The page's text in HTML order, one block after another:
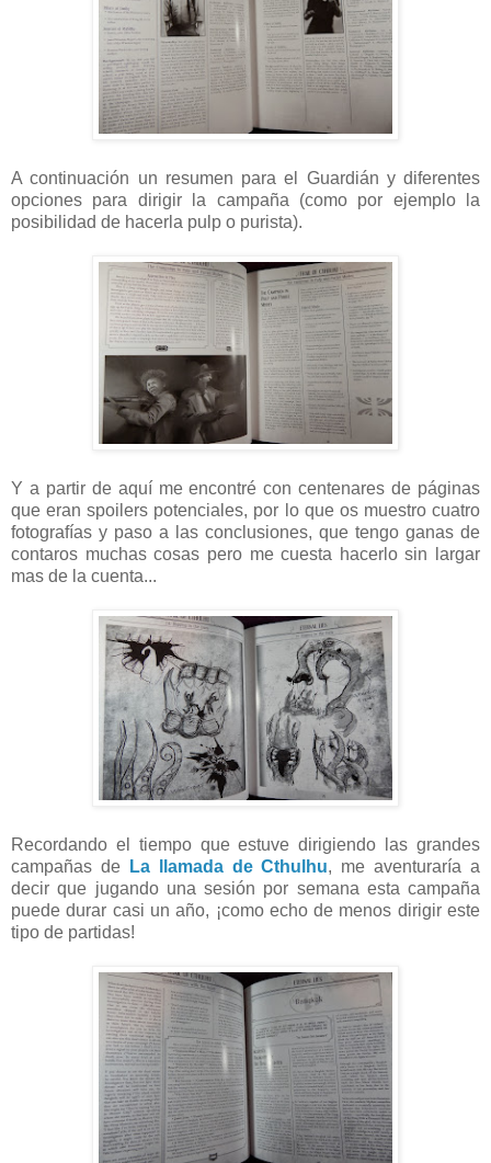
A continuación un resumen para el Guardián y diferentes
opciones para dirigir la campaña (como por ejemplo la
posibilidad de hacerla pulp o purista).
Y a partir de aquí me encontré con centenares de páginas
que eran spoilers potenciales, por lo que os muestro cuatro
fotografías y paso a las conclusiones, que tengo ganas de
contaros muchas cosas pero me cuesta hacerlo sin largar
mas de la cuenta...
Recordando el tiempo que estuve dirigiendo las grandes
campañas de
La llamada de Cthulhu, me aventuraría a
decir que jugando una sesión por semana esta campaña
puede durar casi un año, ¡como echo de menos dirigir este
tipo de partidas!